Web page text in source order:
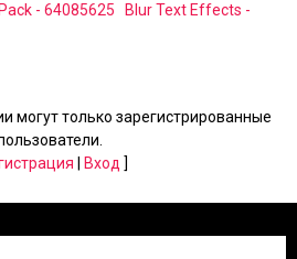
- 64085625
Blur Text Effects -
могут только зарегистрированные
Вход ]